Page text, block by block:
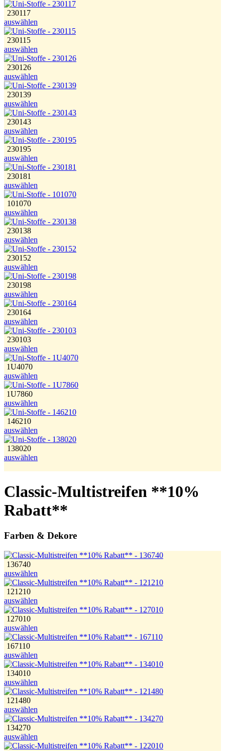
230117
auswählen
230115
auswählen
230126
auswählen
230139
auswählen
230143
auswählen
230195
auswählen
230181
auswählen
101070
auswählen
230138
auswählen
230152
auswählen
230198
auswählen
230164
auswählen
230103
auswählen
1U4070
auswählen
1U7860
auswählen
146210
auswählen
138020
auswählen
Classic-Multistreifen **10%
Rabatt**
Farben & Dekore
136740
auswählen
121210
auswählen
127010
auswählen
167110
auswählen
134010
auswählen
121480
auswählen
134270
auswählen